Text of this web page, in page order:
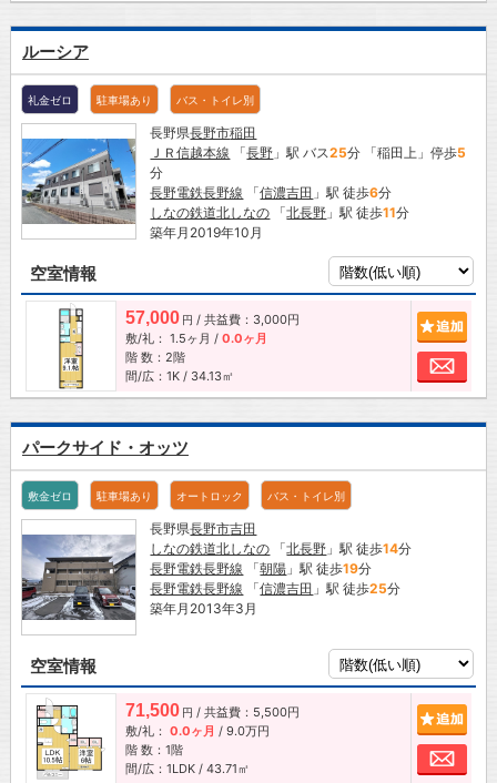
ルーシア
礼金ゼロ 駐車場あり バス・トイレ別
長野県長野市稲田
ＪＲ信越本線 「長野 」駅 バス25分 「稲田上」停歩5
分
長野電鉄長野線 「信濃吉田 」駅 徒歩6分
しなの鉄道北しなの 「北長野 」駅 徒歩11分
築年月2019年10月
空室情報
57,000 円 / 共益費：3,000円
敷/礼： 1.5ヶ月 / 0.0ヶ月
階 数：2階
間/広：1K / 34.13㎡
お
パークサイド・オッツ
敷金ゼロ 駐車場あり オートロック バス・トイレ別
長野県長野市吉田
しなの鉄道北しなの 「北長野 」駅 徒歩14分
長野電鉄長野線 「朝陽 」駅 徒歩19分
長野電鉄長野線 「信濃吉田 」駅 徒歩25分
築年月2013年3月
空室情報
71,500 円 / 共益費：5,500円
敷/礼： 0.0ヶ月 / 9.0万円
階 数：1階
間/広：1LDK / 43.71㎡
お